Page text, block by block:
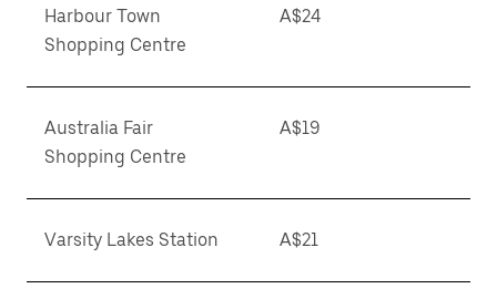
Harbour Town
Shopping Centre
A$24
Australia Fair
Shopping Centre
A$19
Varsity Lakes Station A$21